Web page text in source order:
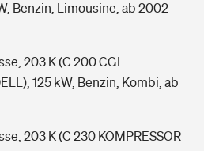
Benzin, Limousine, ab 2002
203 K (C 200 CGI
125 kW, Benzin, Kombi, ab
203 K (C 230 KOMPRESSOR